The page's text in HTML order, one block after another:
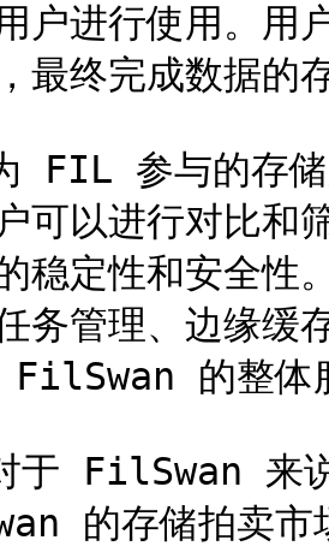
户进行使用。用
最终完成数据的
FIL 参与的存储
可以进行对比和
稳定性和安全
务管理、边缘
FilSwan 的整体
于 FilSwan 来
的存储拍卖市